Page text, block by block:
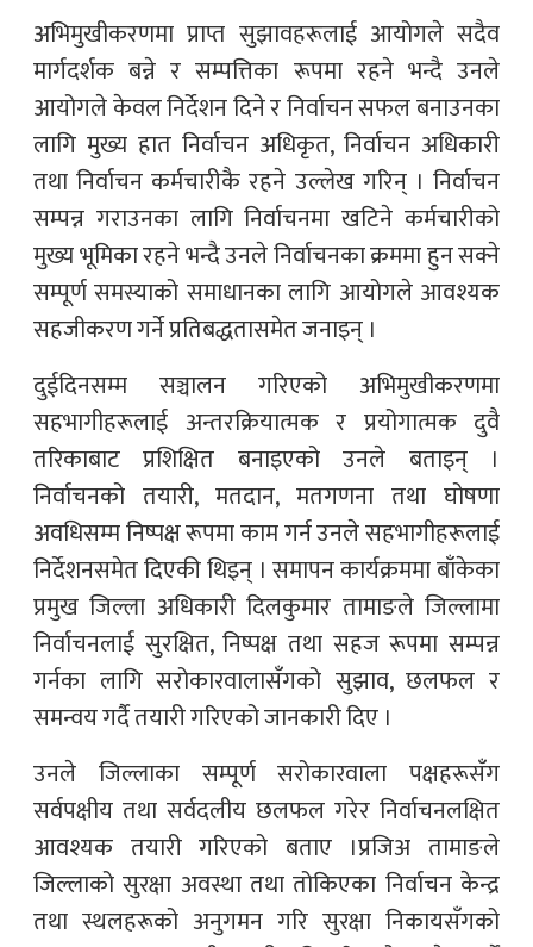
अभिमुखीकरणमा प्राप्त सुझावहरूलाई आयोगले सदैव
मार्गदर्शक बन्ने र सम्पत्तिका रूपमा रहने भन्दै उनले
आयोगले केवल निर्देशन दिने र निर्वाचन सफल बनाउनका
लागि मुख्य हात निर्वाचन अधिकृत, निर्वाचन अधिकारी
तथा निर्वाचन कर्मचारीकै रहने उल्लेख गरिन् । निर्वाचन
सम्पन्न गराउनका लागि निर्वाचनमा खटिने कर्मचारीको
मुख्य भूमिका रहने भन्दै उनले निर्वाचनका क्रममा हुन सक्ने
सम्पूर्ण समस्याको समाधानका लागि आयोगले आवश्यक
सहजीकरण गर्ने प्रतिबद्धतासमेत जनाइन् ।
दुईदिनसम्म सञ्चालन गरिएको अभिमुखीकरणमा
सहभागीहरूलाई अन्तरक्रियात्मक र प्रयोगात्मक दुवै
तरिकाबाट प्रशिक्षित बनाइएको उनले बताइन् ।
निर्वाचनको तयारी, मतदान, मतगणना तथा घोषणा
अवधिसम्म निष्पक्ष रूपमा काम गर्न उनले सहभागीहरूलाई
निर्देशनसमेत दिएकी थिइन् । समापन कार्यक्रममा बाँकेका
प्रमुख जिल्ला अधिकारी दिलकुमार तामाङले जिल्लामा
निर्वाचनलाई सुरक्षित, निष्पक्ष तथा सहज रूपमा सम्पन्न
गर्नका लागि सरोकारवालासँगको सुझाव, छलफल र
समन्वय गर्दै तयारी गरिएको जानकारी दिए ।
उनले जिल्लाका सम्पूर्ण सरोकारवाला पक्षहरूसँग
सर्वपक्षीय तथा सर्वदलीय छलफल गरेर निर्वाचनलक्षित
आवश्यक तयारी गरिएको बताए ।प्रजिअ तामाङले
जिल्लाको सुरक्षा अवस्था तथा तोकिएका निर्वाचन केन्द्र
तथा स्थलहरूको अनुगमन गरि सुरक्षा निकायसँगको